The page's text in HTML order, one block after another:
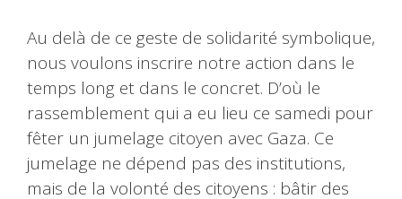
Au delà de ce geste de solidarité symbolique,
nous voulons inscrire notre action dans le
temps long et dans le concret. D’où le
rassemblement qui a eu lieu ce samedi pour
fêter un jumelage citoyen avec Gaza. Ce
jumelage ne dépend pas des institutions,
mais de la volonté des citoyens : bâtir des